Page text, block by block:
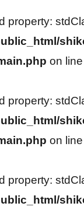
property:
on line
property:
on line
property: